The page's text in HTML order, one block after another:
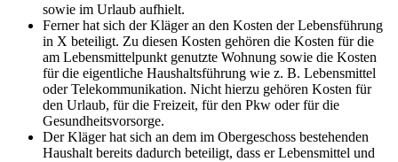
sowie im Urlaub aufhielt.
Ferner hat sich der Kläger an den Kosten der Lebensführung
in X beteiligt. Zu diesen Kosten gehören die Kosten für die
am Lebensmittelpunkt genutzte Wohnung sowie die Kosten
für die eigentliche Haushaltsführung wie z. B. Lebensmittel
oder Telekommunikation. Nicht hierzu gehören Kosten für
den Urlaub, für die Freizeit, für den Pkw oder für die
Gesundheitsvorsorge.
Der Kläger hat sich an dem im Obergeschoss bestehenden
Haushalt bereits dadurch beteiligt, dass er Lebensmittel und